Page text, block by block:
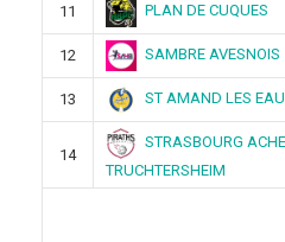
11 PLAN DE CUQUES
12 SAMBRE AVESNOIS
13 ST AMAND LES
14
STRASBOURG
TRUCHTERSHEIM